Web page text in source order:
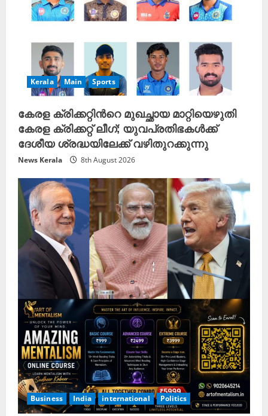
Kerala Main Sports
കേരള ക്രിക്കറ്റിന്‍റെ മുഖച്ഛായ മാറ്റിയെഴുതി
കേരള ക്രിക്കറ്റ് ലീഗ്; യുവപ്രതിഭകൾക്ക്
ദേശീയ ശ്രദ്ധയിലേക്ക് വഴിതുറക്കുന്നു
News Kerala 8th August 2026
Business India international Politics